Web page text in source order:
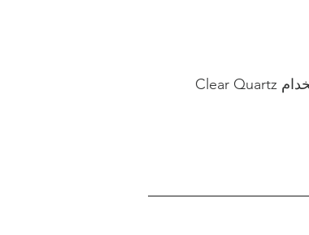
الكوارتز الشفاف - يوازن ويحفز شقرا العين الثالثة وشاكرات التاج. يمكن أيضًا استخدام Clear Quartz